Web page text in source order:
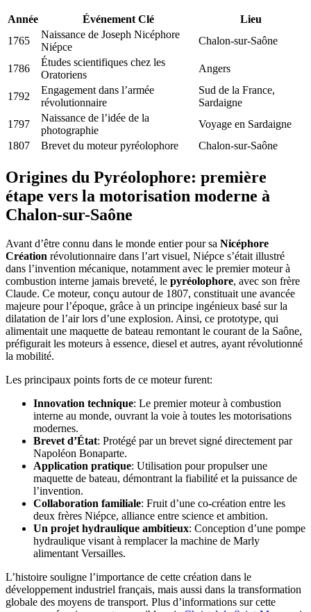
Année Événement Clé
Lieu
1765
Naissance de Joseph Nicéphore
Niépce
Chalon-sur-Saône
1786
Études scientifiques chez les
Oratoriens
Angers
1792
Engagement dans l’armée
révolutionnaire
Sud de la France,
Sardaigne
1797
Naissance de l’idée de la
photographie
Voyage en Sardaigne
1807
Brevet du moteur pyréolophore Chalon-sur-Saône
Origines du Pyréolophore: première
étape vers la motorisation moderne à
Chalon-sur-Saône
Avant d’être connu dans le monde entier pour sa Nicéphore
Création révolutionnaire dans l’art visuel, Niépce s’était illustré
dans l’invention mécanique, notamment avec le premier moteur à
combustion interne jamais breveté, le pyréolophore, avec son frère
Claude. Ce moteur, conçu autour de 1807, constituait une avancée
majeure pour l’époque, grâce à un principe ingénieux basé sur la
dilatation de l’air lors d’une explosion. Ainsi, ce prototype, qui
alimentait une maquette de bateau remontant le courant de la Saône,
préfigurait les moteurs à essence, diesel et autres, ayant révolutionné
la mobilité.
Les principaux points forts de ce moteur furent:
Innovation technique: Le premier moteur à combustion
interne au monde, ouvrant la voie à toutes les motorisations
modernes.
Brevet d’État: Protégé par un brevet signé directement par
Napoléon Bonaparte.
Application pratique: Utilisation pour propulser une
maquette de bateau, démontrant la fiabilité et la puissance de
l’invention.
Collaboration familiale: Fruit d’une co-création entre les
deux frères Niépce, alliance entre science et ambition.
Un projet hydraulique ambitieux: Conception d’une pompe
hydraulique visant à remplacer la machine de Marly
alimentant Versailles.
L’histoire souligne l’importance de cette création dans le
développement industriel français, mais aussi dans la transformation
globale des moyens de transport. Plus d’informations sur cette